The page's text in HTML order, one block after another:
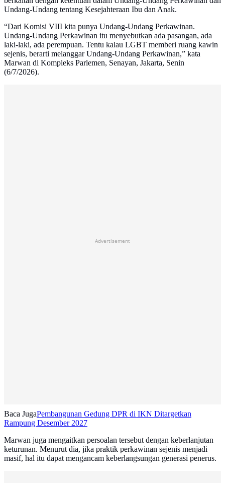
Undang-Undang tentang Kesejahteraan Ibu dan Anak.
“Dari Komisi VIII kita punya Undang-Undang Perkawinan.
Undang-Undang Perkawinan itu menyebutkan ada pasangan, ada
laki-laki, ada perempuan. Tentu kalau LGBT memberi ruang kawin
sejenis, berarti melanggar Undang-Undang Perkawinan,” kata
Marwan di Kompleks Parlemen, Senayan, Jakarta, Senin
(6/7/2026).
Advertisement
Baca JugaPembangunan Gedung DPR di IKN Ditargetkan
Rampung Desember 2027
Marwan juga mengaitkan persoalan tersebut dengan keberlanjutan
keturunan. Menurut dia, jika praktik perkawinan sejenis menjadi
masif, hal itu dapat mengancam keberlangsungan generasi penerus.